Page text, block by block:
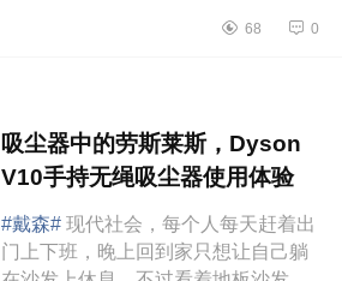
和戴森V12哪个更值得购买 追觅
68 0
吸尘器中的劳斯莱斯，Dyson
V10手持无绳吸尘器使用体验
#戴森# 现代社会，每个人每天赶着出
门上下班，晚上回到家只想让自己躺